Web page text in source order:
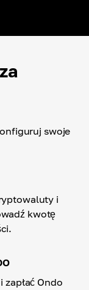
swoje
i
kwotę
Ondo